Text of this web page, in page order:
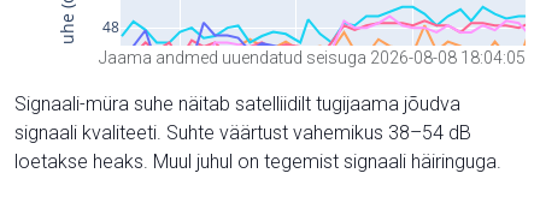
Jaama andmed uuendatud seisuga 2026-08-08 18:04:05
Signaali-müra suhe näitab satelliidilt tugijaama jõudva
signaali kvaliteeti. Suhte väärtust vahemikus 38–54 dB
loetakse heaks. Muul juhul on tegemist signaali häiringuga.